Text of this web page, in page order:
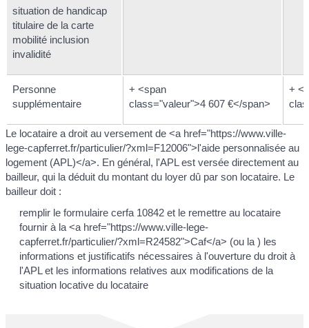
situation de handicap
titulaire de la carte
mobilité inclusion
invalidité
Personne
supplémentaire
+ <span
class="valeur">4 607 €</span>
+
Le locataire a droit au versement de <a href="https://www.ville-
lege-capferret.fr/particulier/?xml=F12006">l'aide personnalisée au
logement (APL)</a>. En général, l'APL est versée directement au
bailleur, qui la déduit du montant du loyer dû par son locataire. Le
bailleur doit :
remplir le formulaire cerfa 10842 et le remettre au locataire
fournir à la <a href="https://www.ville-lege-
capferret.fr/particulier/?xml=R24582">Caf</a> (ou la ) les
informations et justificatifs nécessaires à l'ouverture du droit à
l'APL et les informations relatives aux modifications de la
situation locative du locataire